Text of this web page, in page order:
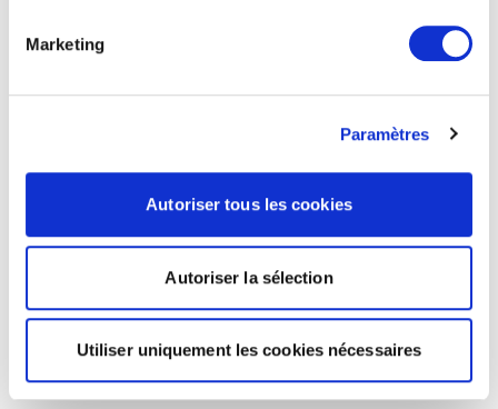
Marketing
Paramètres
Autoriser tous les cookies
Autoriser la sélection
Utiliser uniquement les cookies nécessaires